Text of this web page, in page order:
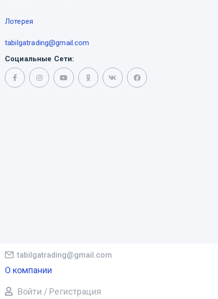
Лотерея
tabilgatrading@gmail.com
Социальные Сети:
tabilgatrading@gmail.com
О компании
Войти / Регистрация